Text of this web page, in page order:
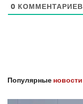
0 КОММЕНТАРИЕВ
Популярные новости